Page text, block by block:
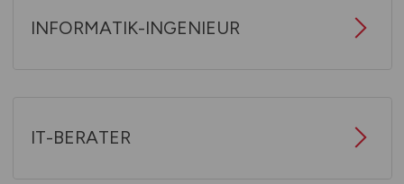
INFORMATIK-INGENIEUR
IT-BERATER